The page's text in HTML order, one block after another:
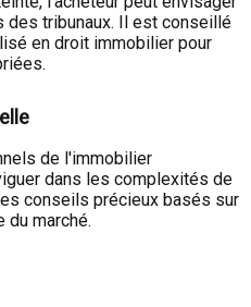
des tribunaux. Il est conseillé
en droit immobilier pour
de l'immobilier
dans les complexités de
conseils précieux basés sur
du marché.